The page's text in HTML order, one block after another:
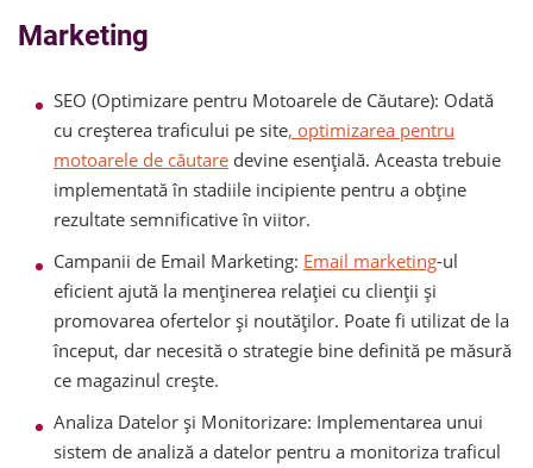
Marketing
SEO (Optimizare pentru Motoarele de Căutare): Odată
cu creșterea traficului pe site, optimizarea pentru
motoarele de căutare devine esențială. Aceasta trebuie
implementată în stadiile incipiente pentru a obține
rezultate semnificative în viitor.
Campanii de Email Marketing: Email marketing-ul
eficient ajută la menținerea relației cu clienții și
promovarea ofertelor și noutăților. Poate fi utilizat de la
început, dar necesită o strategie bine definită pe măsură
ce magazinul crește.
Analiza Datelor și Monitorizare: Implementarea unui
sistem de analiză a datelor pentru a monitoriza traficul